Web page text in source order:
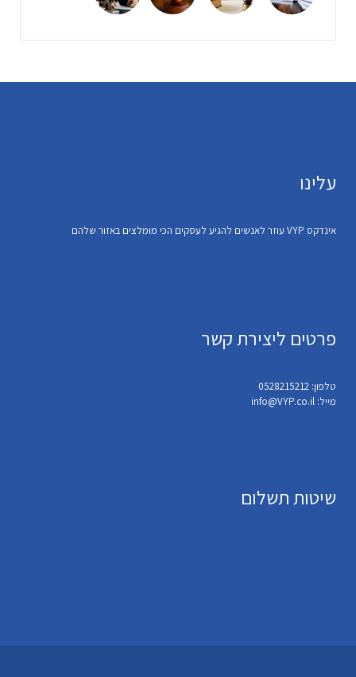
עלינו
אינדקס VYP עוזר לאנשים להגיע לעסקים הכי מומלצים באזור שלהם
פרטים ליצירת קשר
טלפון: 0528215212
מייל: info@VYP.co.il
שיטות תשלום